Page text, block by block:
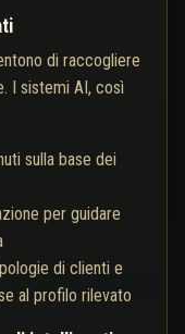
di raccogliere
I sistemi AI, così
sulla base dei
per guidare
di clienti e
al profilo rilevato